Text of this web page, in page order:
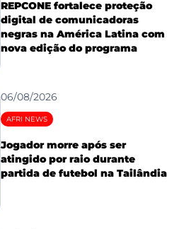
REPCONE fortalece proteção
digital de comunicadoras
negras na América Latina com
nova edição do programa
06/08/2026
AFRI NEWS
Jogador morre após ser
atingido por raio durante
partida de futebol na Tailândia